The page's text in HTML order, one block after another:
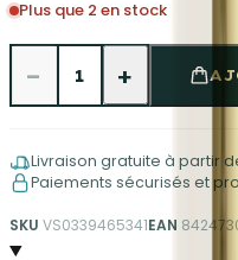
Plus que 2 en stock
− 1 +
Livraison gratuite à partir
Paiements sécurisés et
SKU VS0339465341EAN